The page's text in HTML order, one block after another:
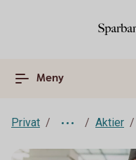
Meny
Privat Aktier